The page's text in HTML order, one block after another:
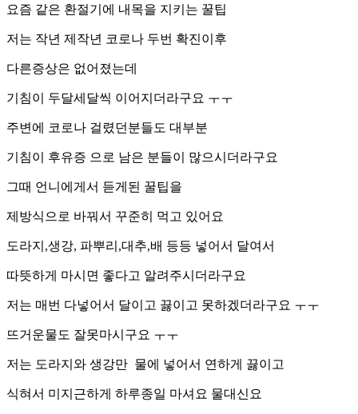
요즘 같은 환절기에 내목을 지키는 꿀팁
저는 작년 제작년 코로나 두번 확진이후
다른증상은 없어졌는데
기침이 두달세달씩 이어지더라구요 ㅜㅜ
주변에 코로나 걸렸던분들도 대부분
기침이 후유증 으로 남은 분들이 많으시더라구요
그때 언니에게서 듣게된 꿀팁을
제방식으로 바꿔서 꾸준히 먹고 있어요
도라지,생강, 파뿌리,대추,배 등등 넣어서 달여서
따뜻하게 마시면 좋다고 알려주시더라구요
저는 매번 다넣어서 달이고 끓이고 못하겠더라구요 ㅜㅜ
뜨거운물도 잘못마시구요 ㅜㅜ
저는 도라지와 생강만 물에 넣어서 연하게 끓이고
식혀서 미지근하게 하루종일 마셔요 물대신요